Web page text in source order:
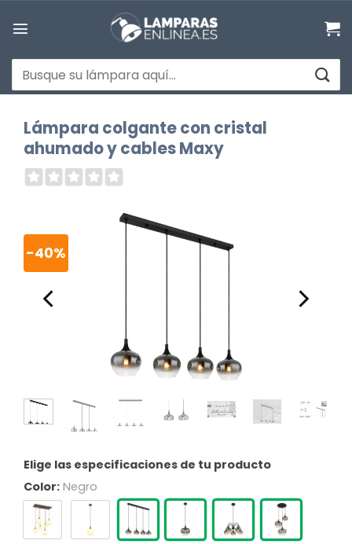
Buscar
por:
Lámpara colgante con cristal
ahumado y cables Maxy
-40%
Elige las especificaciones de tu producto
Color: Negro